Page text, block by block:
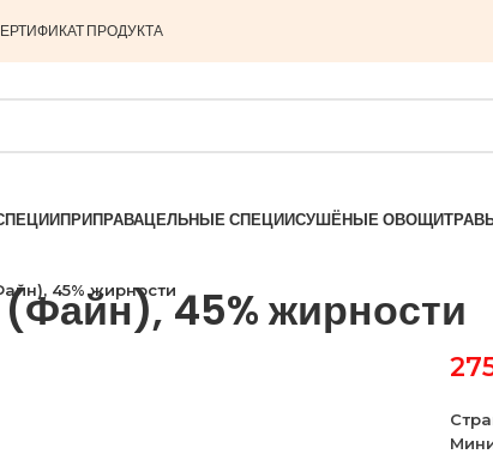
ПРОДУКТА
ПРИПРАВАЦЕЛЬНЫЕ СПЕЦИИСУШЁНЫЕ ОВОЩИ
45% жирности45% жирности